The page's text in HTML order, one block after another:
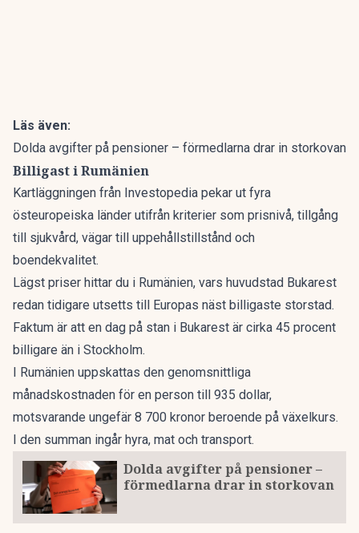
Läs även:
Dolda avgifter på pensioner – förmedlarna drar in storkovan
Billigast i Rumänien
Kartläggningen från Investopedia pekar ut fyra
östeuropeiska länder utifrån kriterier som prisnivå, tillgång
till sjukvård, vägar till uppehållstillstånd och
boendekvalitet.
Lägst priser hittar du i Rumänien, vars huvudstad Bukarest
redan tidigare utsetts till Europas näst billigaste storstad.
Faktum är att en dag på stan i Bukarest är cirka 45 procent
billigare än i Stockholm.
I Rumänien uppskattas den genomsnittliga
månadskostnaden för en person till 935 dollar,
motsvarande ungefär 8 700 kronor beroende på växelkurs.
I den summan ingår hyra, mat och transport.
Dolda avgifter på pensioner –
förmedlarna drar in storkovan